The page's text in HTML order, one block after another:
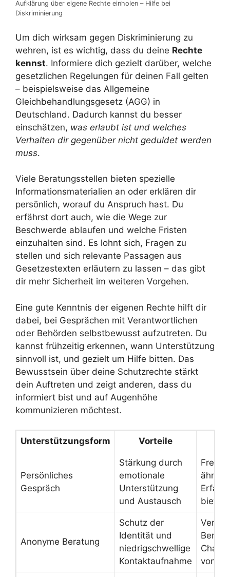
Aufklärung über eigene Rechte einholen – Hilfe bei
Diskriminierung
Um dich wirksam gegen Diskriminierung zu
wehren, ist es wichtig, dass du deine Rechte
kennst. Informiere dich gezielt darüber, welche
gesetzlichen Regelungen für deinen Fall gelten
– beispielsweise das Allgemeine
Gleichbehandlungsgesetz (AGG) in
Deutschland. Dadurch kannst du besser
einschätzen, was erlaubt ist und welches
Verhalten dir gegenüber nicht geduldet werden
muss.
Viele Beratungsstellen bieten spezielle
Informationsmaterialien an oder erklären dir
persönlich, worauf du Anspruch hast. Du
erfährst dort auch, wie die Wege zur
Beschwerde ablaufen und welche Fristen
einzuhalten sind. Es lohnt sich, Fragen zu
stellen und sich relevante Passagen aus
Gesetzestexten erläutern zu lassen – das gibt
dir mehr Sicherheit im weiteren Vorgehen.
Eine gute Kenntnis der eigenen Rechte hilft dir
dabei, bei Gesprächen mit Verantwortlichen
oder Behörden selbstbewusst aufzutreten. Du
kannst frühzeitig erkennen, wann Unterstützung
sinnvoll ist, und gezielt um Hilfe bitten. Das
Bewusstsein über deine Schutzrechte stärkt
dein Auftreten und zeigt anderen, dass du
informiert bist und auf Augenhöhe
kommunizieren möchtest.
Unterstützungsform Vorteile
Persönliches
Gespräch
Stärkung durch
emotionale
Unterstützung
und Austausch
bietet
Anonyme Beratung
Schutz der
Identität und
niedrigschwellige
Kontaktaufnahme
Chat
von